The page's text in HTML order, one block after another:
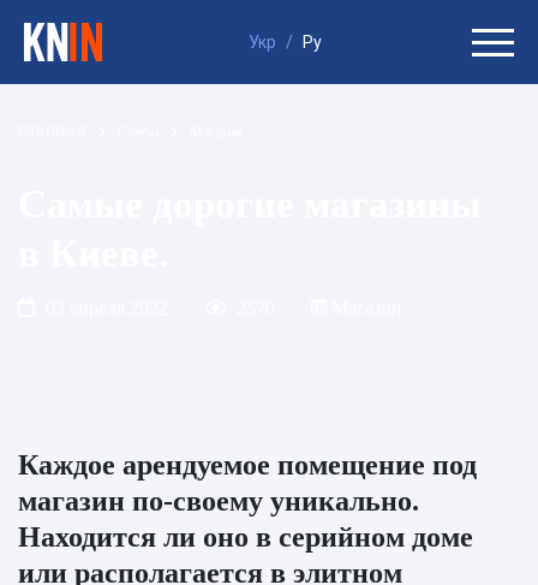
Укр / Ру
Каждое арендуемое помещение под
магазин по-своему уникально.
Находится ли оно в серийном доме
или располагается в элитном